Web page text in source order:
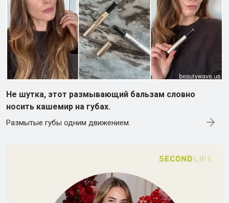
Не шутка, этот размывающий бальзам словно
носить кашемир на губах.
Размытые губы одним движением.